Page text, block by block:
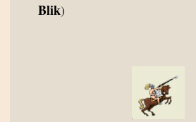
Blik)